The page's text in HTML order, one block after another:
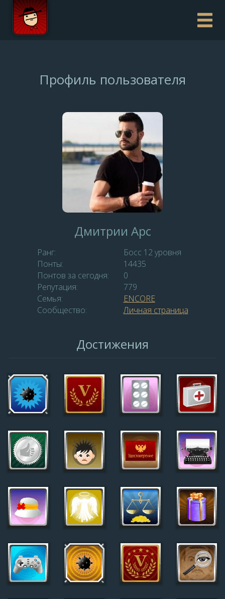
Профиль пользователя
Дмитрии Арс
Ранг:
Босс 12 уровня
Понты:
14435
Понтов за сегодня:
0
Репутация:
779
Семья:
ENCORE
Сообщество:
Личная страница
Достижения